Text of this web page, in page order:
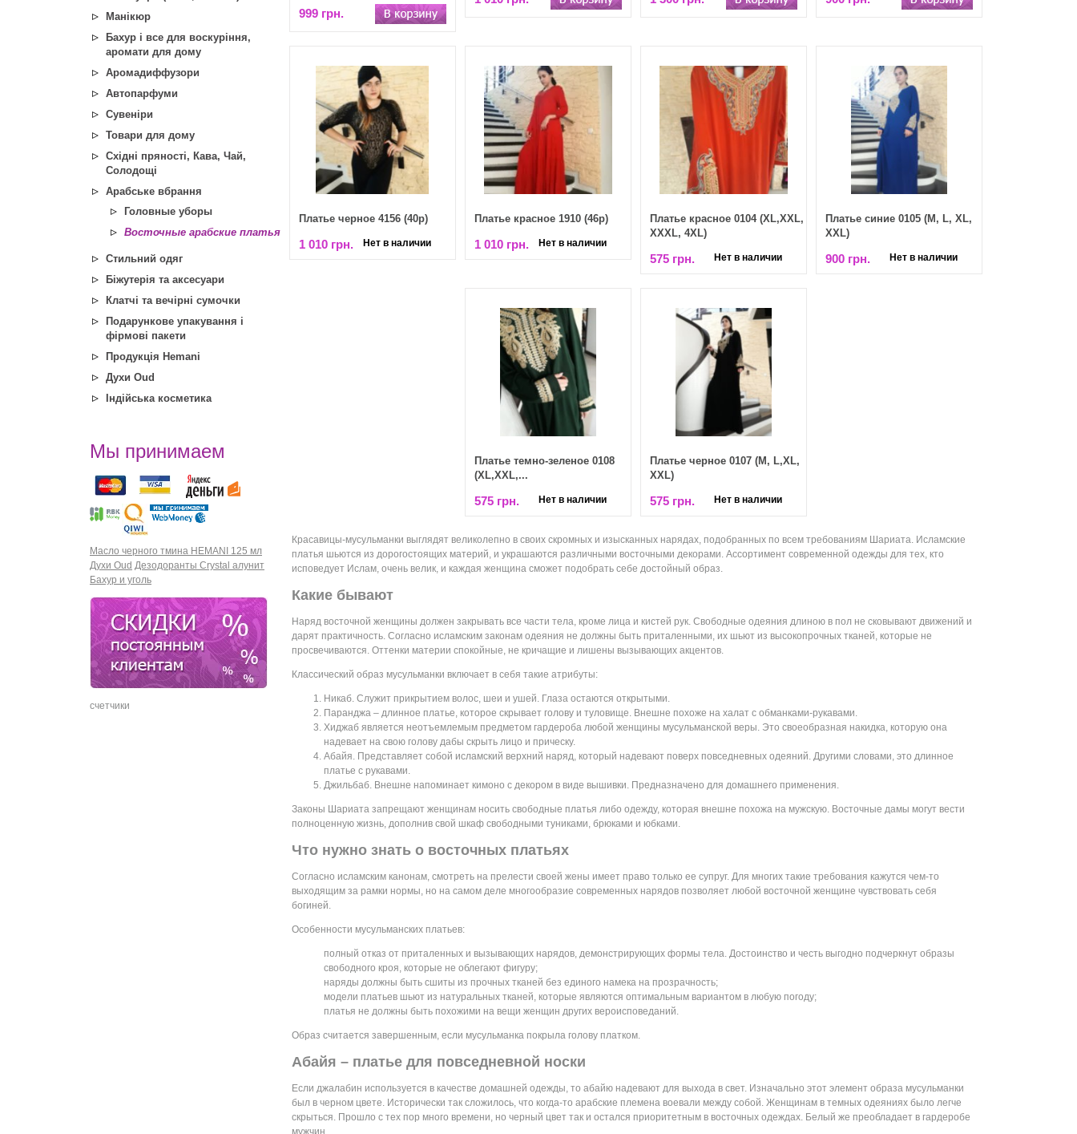
Манікюр
Бахур і все для воскуріння,
аромати для дому
Аромадиффузори
Автопарфуми
Сувеніри
Товари для дому
Східні пряності, Кава, Чай,
Солодощі
Арабське вбрання
Головные уборы
Восточные арабские платья
Стильний одяг
Біжутерія та аксесуари
Клатчі та вечірні сумочки
Подарункове упакування і
фірмові пакети
Продукція Hemani
Духи Oud
Індійська косметика
Мы принимаем
Масло черного тмина HEMANI 125 мл
Духи Oud Дезодоранты Crystal алунит
Бахур и уголь
счетчики
999 грн.
Платье черное 4156 (40р)
1 010 грн. Нет в наличии
Платье красное 1910 (46р)
1 010 грн. Нет в наличии
Платье красное 0104 (XL,XXL,
XXXL, 4XL)
575 грн. Нет в наличии
Платье синие 0105 (М, L, XL,
XXL)
900 грн. Нет в наличии
Платье темно-зеленое 0108
(XL,XXL,...
575 грн. Нет в наличии
Платье черное 0107 (М, L,XL,
XXL)
575 грн. Нет в наличии
Красавицы-мусульманки выглядят великолепно в своих скромных и изысканных нарядах, подобранных по всем требованиям Шариата. Исламские
платья шьются из дорогостоящих материй, и украшаются различными восточными декорами. Ассортимент современной одежды для тех, кто
исповедует Ислам, очень велик, и каждая женщина сможет подобрать себе достойный образ.
Какие бывают
Наряд восточной женщины должен закрывать все части тела, кроме лица и кистей рук. Свободные одеяния длиною в пол не сковывают движений и
дарят практичность. Согласно исламским законам одеяния не должны быть приталенными, их шьют из высокопрочных тканей, которые не
просвечиваются. Оттенки материи спокойные, не кричащие и лишены вызывающих акцентов.
Классический образ мусульманки включает в себя такие атрибуты:
Никаб. Служит прикрытием волос, шеи и ушей. Глаза остаются открытыми.
Паранджа – длинное платье, которое скрывает голову и туловище. Внешне похоже на халат с обманками-рукавами.
Хиджаб является неотъемлемым предметом гардероба любой женщины мусульманской веры. Это своеобразная накидка, которую она
надевает на свою голову дабы скрыть лицо и прическу.
Абайя. Представляет собой исламский верхний наряд, который надевают поверх повседневных одеяний. Другими словами, это длинное
платье с рукавами.
Джильбаб. Внешне напоминает кимоно с декором в виде вышивки. Предназначено для домашнего применения.
Законы Шариата запрещают женщинам носить свободные платья либо одежду, которая внешне похожа на мужскую. Восточные дамы могут вести
полноценную жизнь, дополнив свой шкаф свободными туниками, брюками и юбками.
Что нужно знать о восточных платьях
Согласно исламским канонам, смотреть на прелести своей жены имеет право только ее супруг. Для многих такие требования кажутся чем-то
выходящим за рамки нормы, но на самом деле многообразие современных нарядов позволяет любой восточной женщине чувствовать себя
богиней.
Особенности мусульманских платьев:
полный отказ от приталенных и вызывающих нарядов, демонстрирующих формы тела. Достоинство и честь выгодно подчеркнут образы
свободного кроя, которые не облегают фигуру;
наряды должны быть сшиты из прочных тканей без единого намека на прозрачность;
модели платьев шьют из натуральных тканей, которые являются оптимальным вариантом в любую погоду;
платья не должны быть похожими на вещи женщин других вероисповеданий.
Образ считается завершенным, если мусульманка покрыла голову платком.
Абайя – платье для повседневной носки
Если джалабин используется в качестве домашней одежды, то абайю надевают для выхода в свет. Изначально этот элемент образа мусульманки
был в черном цвете. Исторически так сложилось, что когда-то арабские племена воевали между собой. Женщинам в темных одеяниях было легче
скрыться. Прошло с тех пор много времени, но черный цвет так и остался приоритетным в восточных одеждах. Белый же преобладает в гардеробе
мужчин.